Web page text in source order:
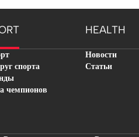
HEALTH
спорта
чемпионов
Новости
Статьи